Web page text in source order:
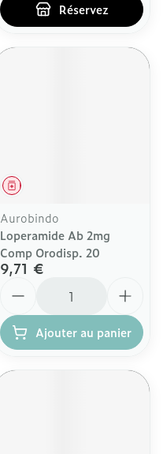
Réservez
Médicament
Aurobindo
Loperamide Ab 2mg
Comp Orodisp. 20
9,71 €
Ajouter au panier